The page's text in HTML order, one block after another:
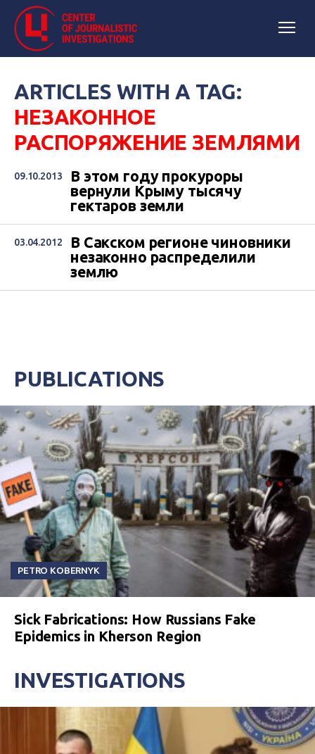
ARTICLES WITH A TAG:
НЕЗАКОННОЕ
РАСПОРЯЖЕНИЕ ЗЕМЛЯМИ
09.10.2013
В этом году прокуроры
вернули Крыму тысячу
гектаров земли
03.04.2012
В Сакском регионе чиновники
незаконно распределили
землю
PUBLICATIONS
PETRO KOBERNYK
Sick Fabrications: How Russians Fake
Epidemics in Kherson Region
INVESTIGATIONS